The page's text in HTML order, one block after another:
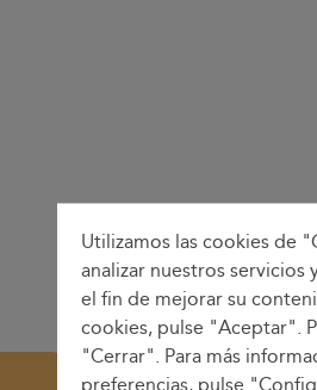
Utilizamos las cookies de
analizar nuestros servicios
el fin de mejorar su
cookies, pulse "Aceptar".
"Cerrar". Para más
preferencias, pulse